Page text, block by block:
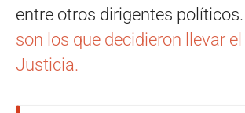
entre otros dirigentes políticos.
son los que decidieron llevar
Justicia.